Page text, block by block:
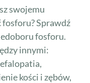
swojemu
Sprawdź
fosforu.
innymi:
kości i zębów,